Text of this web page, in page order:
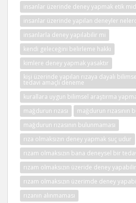
insanlar üzerinde deney yapmak etik
insanlar üzerinde yapılan deneyler
insanlarla deney yapılabilir mi
kendi geleceğini belirleme hakkı
kimlere deney yapmak yasaktır
kişi üzerinde yapılan rızaya dayalı
tedavi amaçlı deneme
kurallara uygun bilimsel araştırma
mağdurun rızası
mağdurun rızasının
mağdurun rızasının bulunmaması
rıza olmaksızın deney yapmak suç udur
rızam olmaksızın bana deneysel bir
rızam olmaksızın üzeride deney
rızam olmaksızın üzerimde deney
rızanın alınmaması